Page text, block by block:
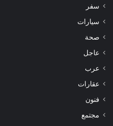
سفر
سيارات
صحة
عاجل
عرب
عقارات
فنون
مجتمع